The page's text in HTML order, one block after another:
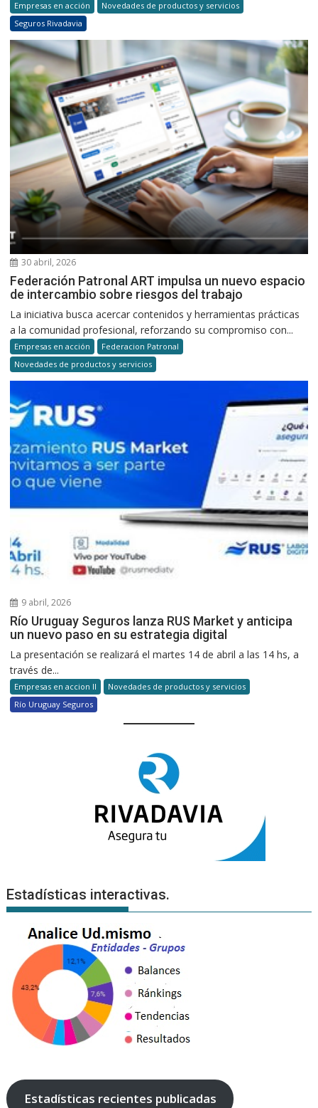
Empresas en acción
Novedades de productos y servicios
Seguros Rivadavia
30 abril, 2026
Federación Patronal ART impulsa un nuevo espacio
de intercambio sobre riesgos del trabajo
La iniciativa busca acercar contenidos y herramientas prácticas
a la comunidad profesional, reforzando su compromiso con...
Empresas en acción
Federacion Patronal
Novedades de productos y servicios
9 abril, 2026
Río Uruguay Seguros lanza RUS Market y anticipa
un nuevo paso en su estrategia digital
La presentación se realizará el martes 14 de abril a las 14 hs, a
través de...
Empresas en accion II
Novedades de productos y servicios
Río Uruguay Seguros
Estadísticas interactivas.
Estadísticas recientes publicadas